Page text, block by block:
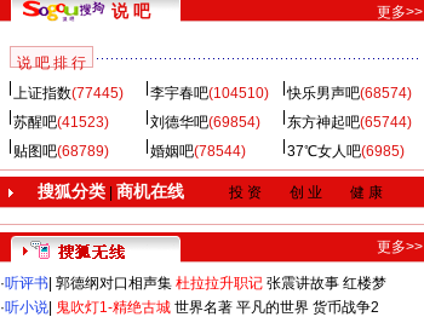
说 吧 更多>>
说 吧 排 行
上证指数(77445) 李宇春吧(104510) 快乐男声吧(68574)
苏醒吧(41523) 刘德华吧(69854) 东方神起吧(65744)
贴图吧(68789) 婚姻吧(78544) 37℃女人吧(6985)
搜狐分类| 商机在线 投 资 创 业 健 康
更多>>
·听评书 郭德纲对口相声集 杜拉拉升职记 张震讲故事 红楼梦
·听小说 鬼吹灯1-精绝古城 世界名著 平凡的世界 货币战争2